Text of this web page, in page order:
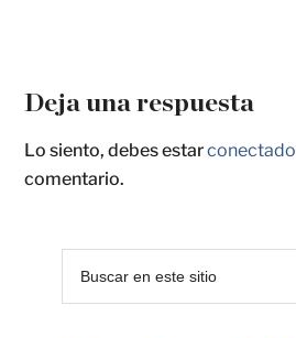
Deja una respuesta
Lo siento, debes estarconectado
comentario.